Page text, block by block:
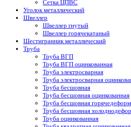
Сетка ЦПВС
Уголок металлический
Швеллер
Швеллер гнутый
Швеллер горячекатаный
Шестигранник металлический
Труба
Труба ВГП
Труба ВГП оцинкованная
Труба электросварная
Труба электросварная
Труба бесшовная
Труба бесшовная оцинкованная
Труба бесшовная
Труба бесшовная
Труба оцинкованная